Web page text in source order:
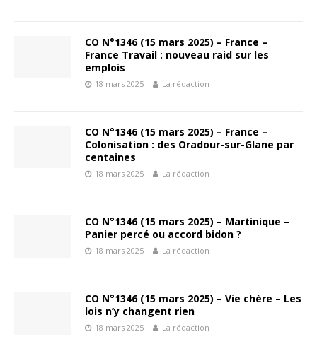
CO N°1346 (15 mars 2025) – France –
France Travail : nouveau raid sur les
emplois
18 mars 2025 La rédaction
CO N°1346 (15 mars 2025) – France –
Colonisation : des Oradour-sur-Glane par
centaines
18 mars 2025 La rédaction
CO N°1346 (15 mars 2025) – Martinique –
Panier percé ou accord bidon ?
18 mars 2025 La rédaction
CO N°1346 (15 mars 2025) – Vie chère – Les
lois n’y changent rien
18 mars 2025 La rédaction